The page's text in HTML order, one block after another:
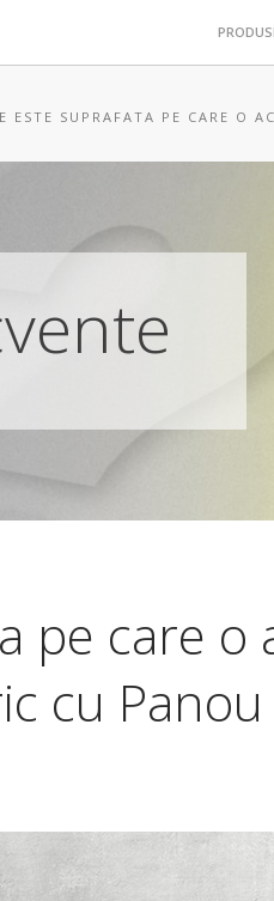
ESTE SUPRAFATA PE CARE O
pe care o
cu